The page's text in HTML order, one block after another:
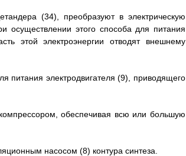
(34), преобразуют в электрическую
осуществлении этого способа для питания
этой электроэнергии отводят внешнему
питания электродвигателя (9), приводящего
обеспечивая всю или большую
насосом (8) контура синтеза.